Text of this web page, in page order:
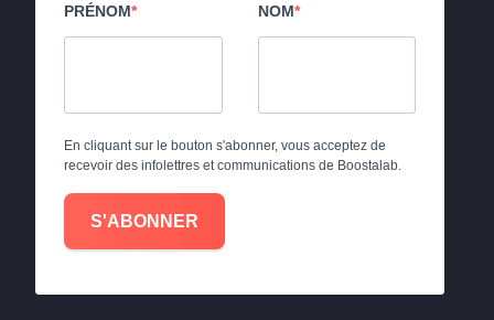
PRÉNOM NOM
En cliquant sur le bouton s'abonner, vous acceptez de
recevoir des infolettres et communications de Boostalab.
S'ABONNER